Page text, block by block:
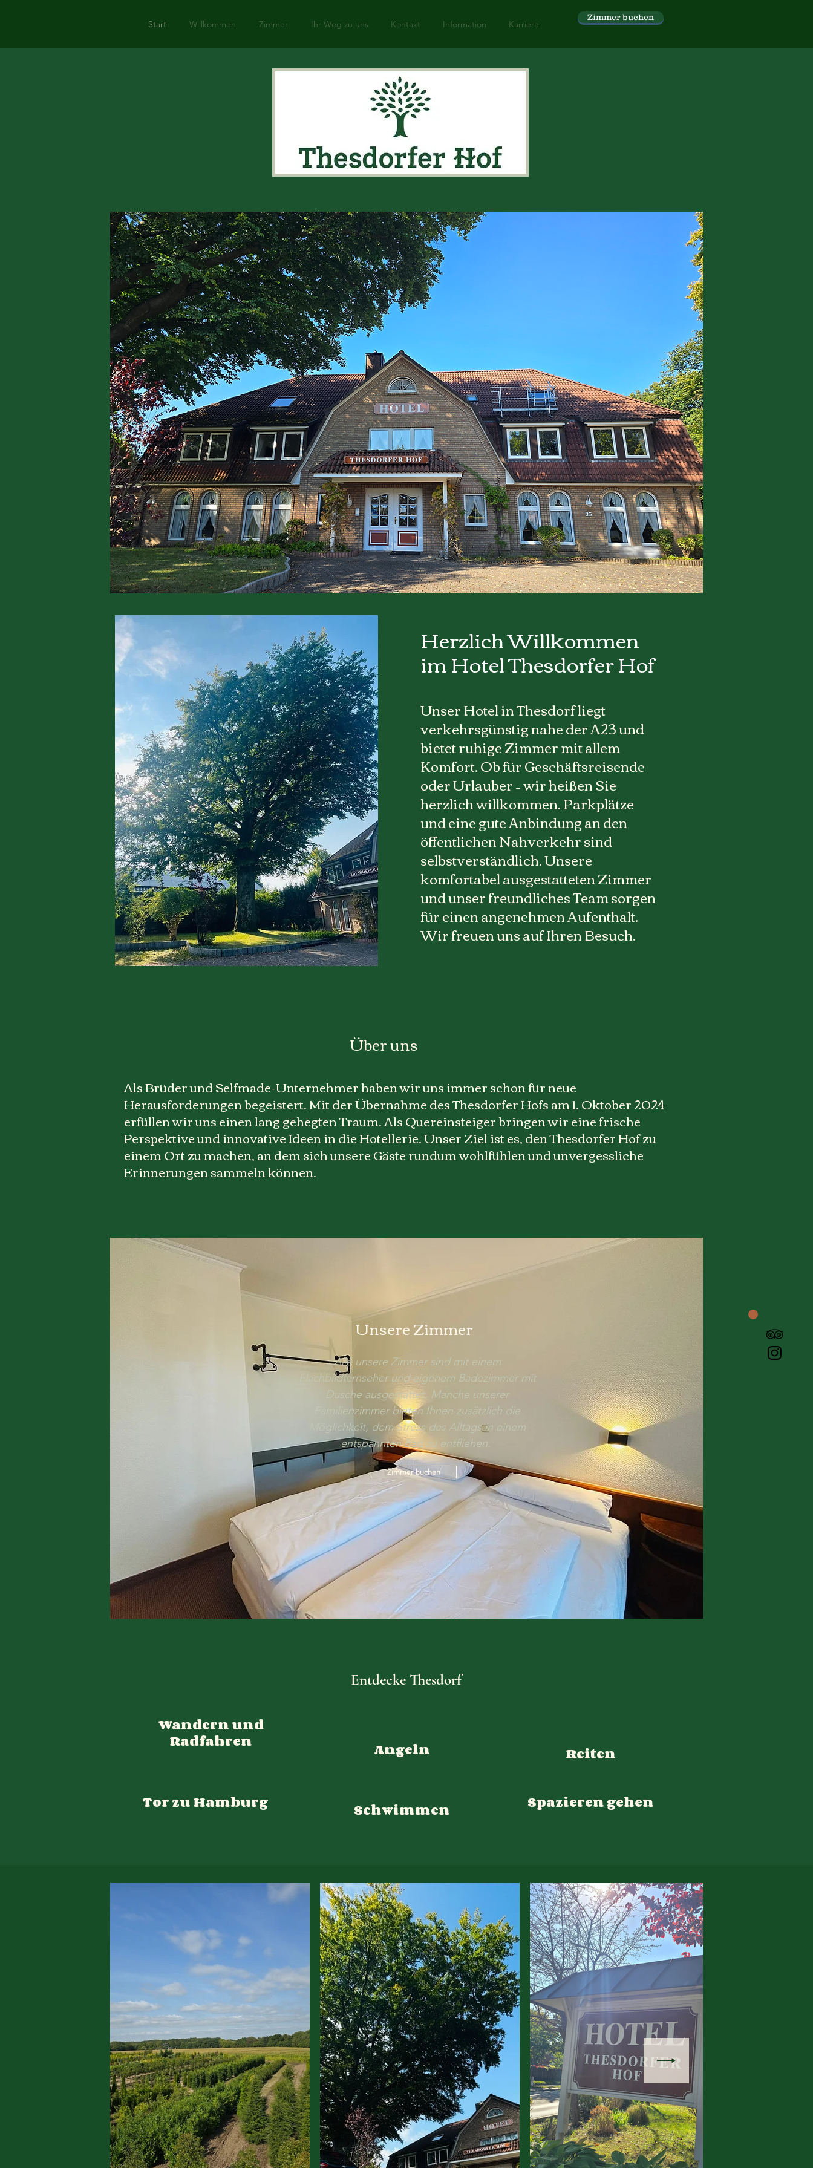
Start Willkommen Zimmer Ihr Weg zu uns Kontakt Information Karriere
Zimmer buchen
Herzlich Willkommen
im Hotel Thesdorfer Hof
Unser Hotel in Thesdorf liegt
verkehrsgünstig nahe der A23 und
bietet ruhige Zimmer mit allem
Komfort. Ob für Geschäftsreisende
oder Urlauber – wir heißen Sie
herzlich willkommen. Parkplätze
und eine gute Anbindung an den
öffentlichen Nahverkehr sind
selbstverständlich. Unsere
komfortabel ausgestatteten Zimmer
und unser freundliches Team sorgen
für einen angenehmen Aufenthalt.
Wir freuen uns auf Ihren Besuch.
Über uns
Als Brüder und Selfmade-Unternehmer haben wir uns immer schon für neue
Herausforderungen begeistert. Mit der Übernahme des Thesdorfer Hofs am 1. Oktober 2024
erfüllen wir uns einen lang gehegten Traum. Als Quereinsteiger bringen wir eine frische
Perspektive und innovative Ideen in die Hotellerie. Unser Ziel ist es, den Thesdorfer Hof zu
einem Ort zu machen, an dem sich unsere Gäste rundum wohlfühlen und unvergessliche
Erinnerungen sammeln können.
Unsere Zimmer
Alle unsere Zimmer sind mit einem
Flachbildfernseher und eigenem Badezimmer mit
Dusche ausgestattet. Manche unserer
Familienzimmer bieten Ihnen zusätzlich die
Möglichkeit, dem Stress des Alltags in einem
entspannten Bad zu entfliehen.
Zimmer buchen
Entdecke Thesdorf
Wandern und
Radfahren Angeln Reiten
Tor zu Hamburg Schwimmen Spazieren gehen